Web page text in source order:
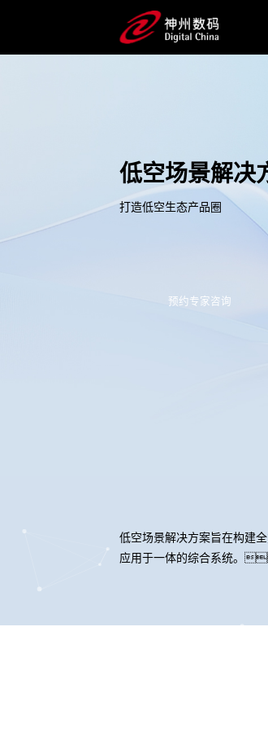
低空场景解决
打造低空生态产品圈
预约专家咨询
低空场景解决方案旨在构
应用于一体的综合系统。